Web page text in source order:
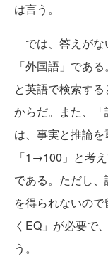
は言う。
では、答えがな
「外国語」であ
と英語で検索す
からだ。また、
は、事実と推論を
「1→100」と考
である。ただし
を得られないの
くEQ」が必要で
う。